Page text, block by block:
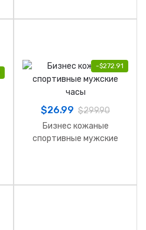
-$272.91
$26.99 $299.90
Бизнес кожаные
спортивные мужские